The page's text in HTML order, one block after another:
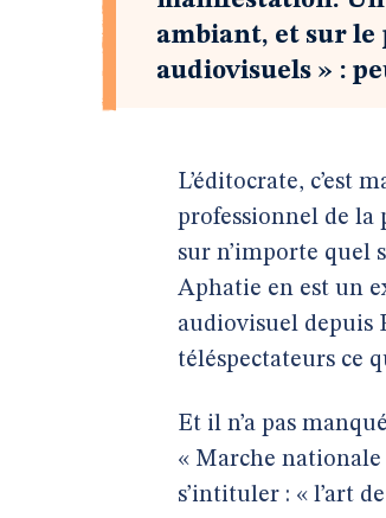
ambiant, et sur le
audiovisuels » :
L’éditocrate, c’est
professionnel de la
sur n’importe quel
Aphatie en est un
audiovisuel depuis
téléspectateurs ce
Et il n’a pas
« Marche
s’intituler : « l’art